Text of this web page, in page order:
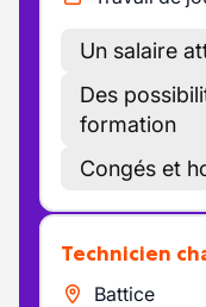
Un salaire
Des
formation
Congés et
Technicien
Battice